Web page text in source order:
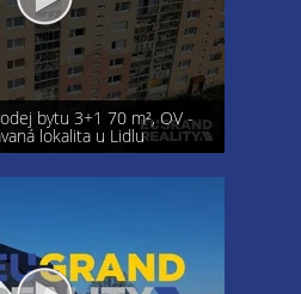
bytu 3+1 70 m², OV -
lokalita u Lidlu